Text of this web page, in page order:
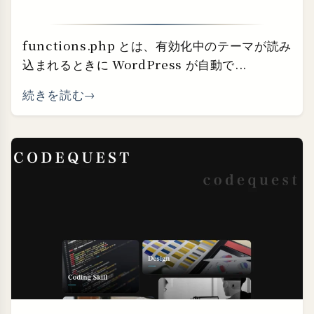
functions.php とは、有効化中のテーマが読み
込まれるときに WordPress が自動で...
続きを読む